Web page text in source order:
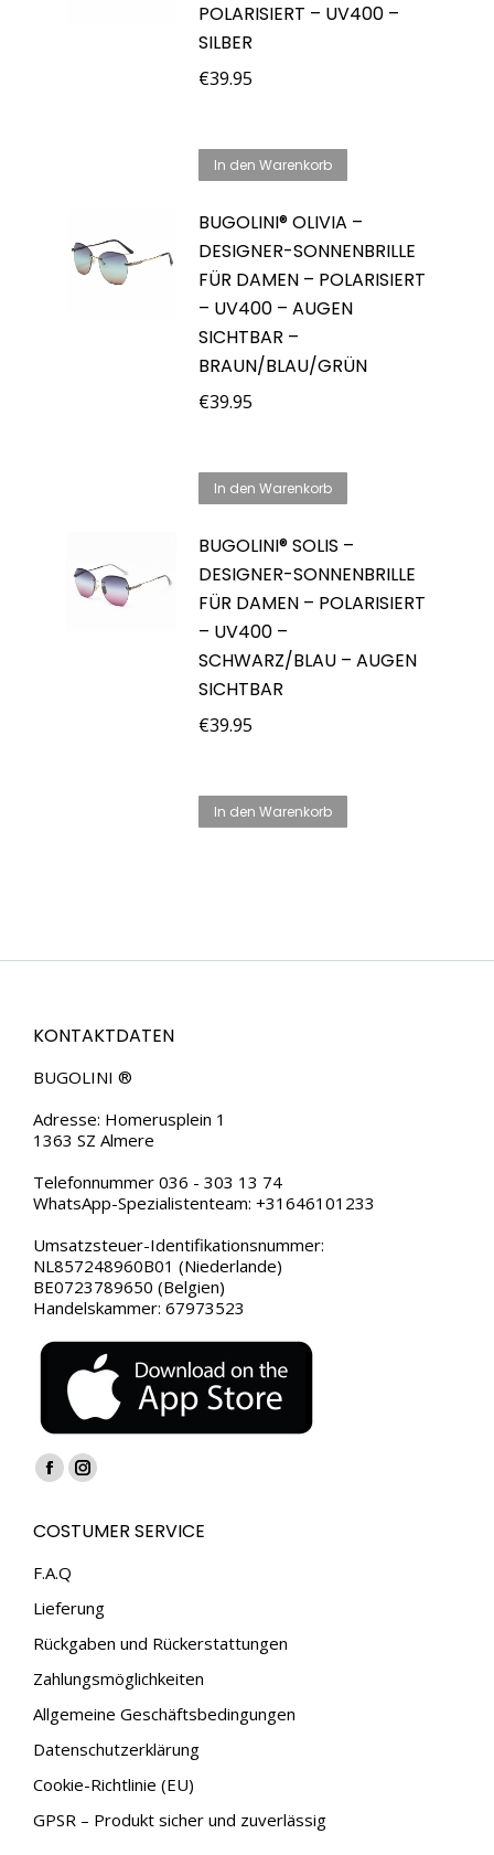
POLARISIERT – UV400 –
SILBER
€39.95
In den Warenkorb
BUGOLINI® OLIVIA –
DESIGNER-SONNENBRILLE
FÜR DAMEN – POLARISIERT
– UV400 – AUGEN
SICHTBAR –
BRAUN/BLAU/GRÜN
€39.95
In den Warenkorb
BUGOLINI® SOLIS –
DESIGNER-SONNENBRILLE
FÜR DAMEN – POLARISIERT
– UV400 –
SCHWARZ/BLAU – AUGEN
SICHTBAR
€39.95
In den Warenkorb
KONTAKTDATEN
BUGOLINI ®
Adresse: Homerusplein 1
1363 SZ Almere
Telefonnummer 036 - 303 13 74
WhatsApp-Spezialistenteam: +31646101233
Umsatzsteuer-Identifikationsnummer:
NL857248960B01 (Niederlande)
BE0723789650 (Belgien)
Handelskammer: 67973523
Finden Sie uns auf:
Facebook
opens
in
window
Instagram
opens
window
COSTUMER SERVICE
F.A.Q
Lieferung
Rückgaben und Rückerstattungen
Zahlungsmöglichkeiten
Allgemeine Geschäftsbedingungen
Datenschutzerklärung
Cookie-Richtlinie (EU)
GPSR – Produkt sicher und zuverlässig